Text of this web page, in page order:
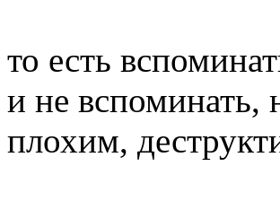
то есть
и не вспоминать,
плохим,